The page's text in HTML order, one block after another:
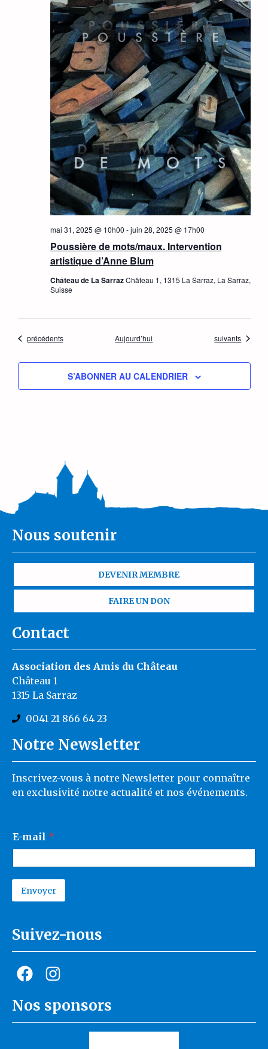
Poussière de mots/maux. Intervention
artistique d’Anne Blum
mai 31, 2025 @ 10h00 -juin 28, 2025 @ 17h00
Château de La SarrazChâteau 1, 1315 La Sarraz, La Sarraz,
Suisse
Évènements
précédents Aujourd’hui Évènements
suivants
S’ABONNER AU CALENDRIER
Nous soutenir
DEVENIR MEMBRE
FAIRE UN DON
Contact
Association des Amis du Château
Château 1
1315 La Sarraz
0041 21 866 64 23
Notre Newsletter
Inscrivez-vous à notre Newsletter pour connaître
en exclusivité notre actualité et nos événements.
-
m
m
a
i
E-mail *
Envoyer
e
n
e
:
Suivez-nous
Nos sponsors